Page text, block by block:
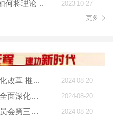
媒体聚焦 | 开展主题教育，如何将理论学习贯穿始终
2023-10-27
更多
中共中央关于进一步全面深化改革 推进中国式现代化的决定 2024-08-20
关于《中共中央关于进一步全面深化改革、 推进中国式现代化的决定》的说明 2024-08-20
中国共产党第二十届中央委员会第三次全体会议公报 2024-08-20